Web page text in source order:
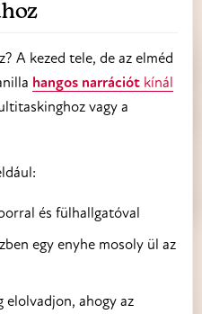
A kezed tele, de az elméd
hangos narrációt kínál
vagy a
és fülhallgatóval
egy enyhe mosoly ül az
elolvadjon, ahogy az